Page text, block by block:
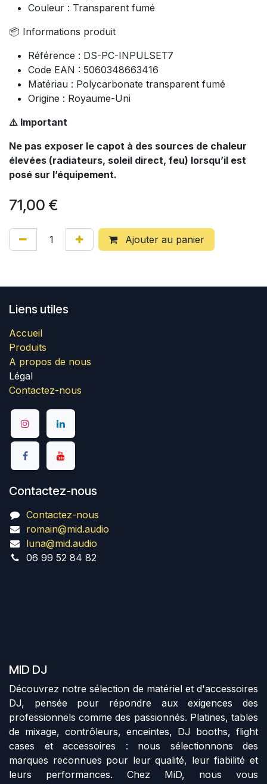
Couleur : Transparent fumé
📦 Informations produit
Référence : DS-PC-INPULSET7
Code EAN : 5060348663416
Matériau : Polycarbonate transparent fumé
Origine : Royaume-Uni
⚠️ Important
Ne pas exposer le capot à des sources de chaleur
élevées (radiateurs, soleil direct, feu) lorsqu’il est
posé sur l’équipement.
71,00 €
Ajouter au panier
Liens utiles
Accueil
Produits
A propos de nous
Légal
Contactez-nous
Contactez-nous
Contactez-nous
romain@mid.audio
luna@mid.audio
06 99 52 84 82
MID DJ
Découvrez notre sélection de matériel et d'accessoires
DJ, pensée pour répondre aux exigences des
professionnels comme des passionnés. Platines, tables
de mixage, contrôleurs, enceintes, DJ booths, flight
cases et accessoires : nous sélectionnons des
marques reconnues pour leur qualité, leur fiabilité et
leurs performances. Chez MiD, nous vous